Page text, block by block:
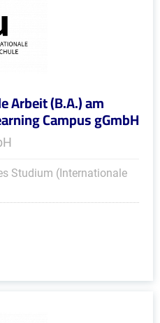
Arbeit (B.A.) am
Campus gGmbH
Studium (Internationale